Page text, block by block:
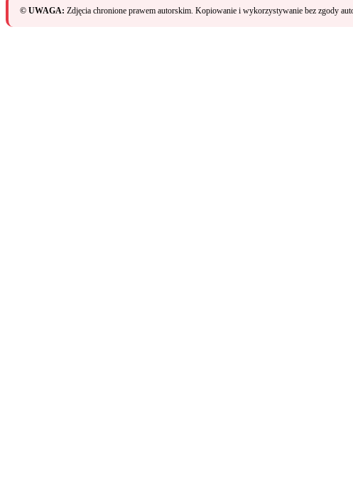
© UWAGA: Zdjęcia chronione prawem autorskim. Kopiowanie i wykorzystywanie bez zgody